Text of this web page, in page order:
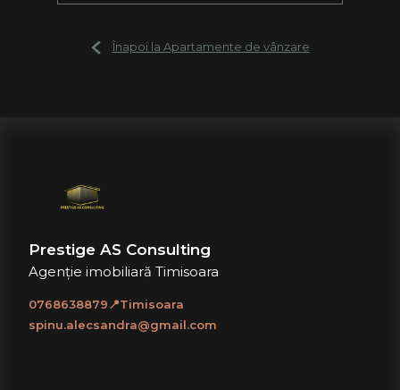
Înapoi la Apartamente de vânzare
Prestige AS Consulting
Agenție imobiliară Timisoara
0768638879📍Timisoara
spinu.alecsandra@gmail.com